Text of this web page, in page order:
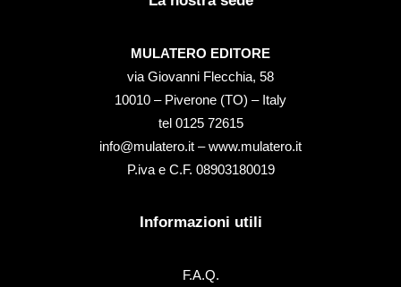
MULATERO EDITORE
via Giovanni Flecchia, 58
10010 – Piverone (TO) – Italy
tel ‭0125 72615‬
info@mulatero.it –www.mulatero.it
P.iva e C.F. 08903180019
Informazioni utili
F.A.Q.